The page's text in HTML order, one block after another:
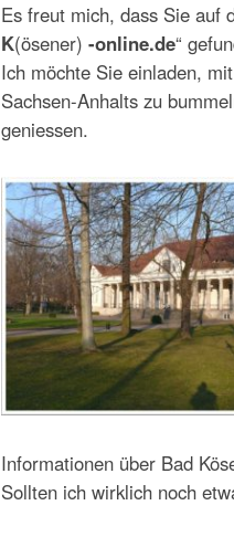
Es freut mich, dass Sie auf
K(ösener) -online.de“
Ich möchte Sie einladen,
Sachsen-Anhalts zu
geniessen.
Informationen über Bad
Sollten ich wirklich noch